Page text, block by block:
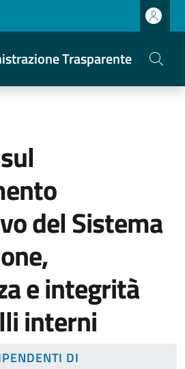
Trasparente
del Sistema
e integrità
interni
DI